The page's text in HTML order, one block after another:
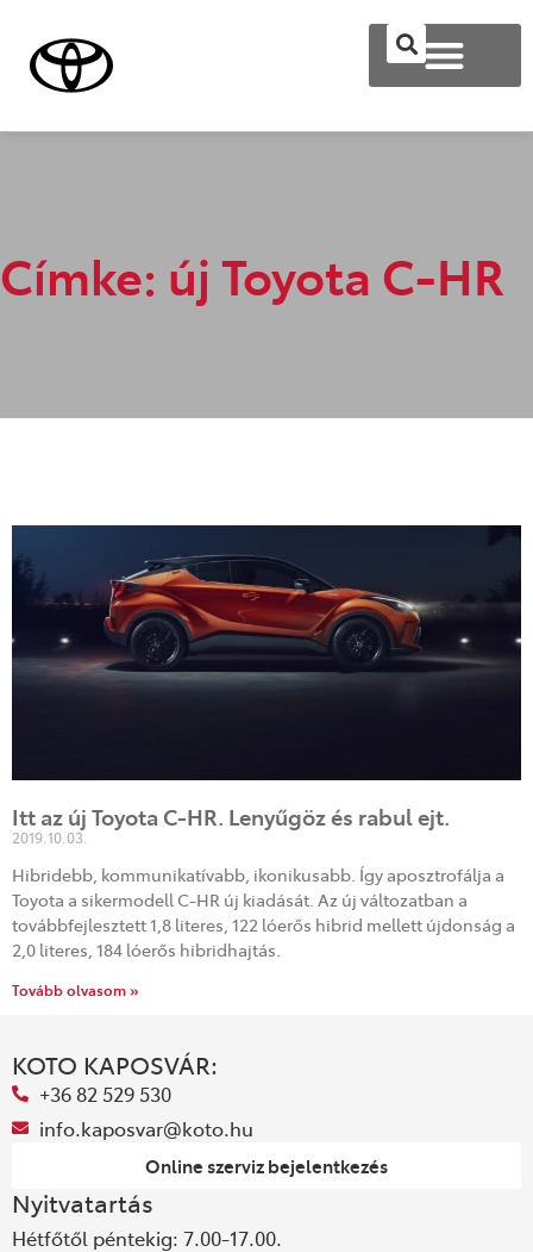
Címke: új Toyota C-HR
Itt az új Toyota C-HR. Lenyűgöz és rabul ejt.
2019.10.03.
Hibridebb, kommunikatívabb, ikonikusabb. Így aposztrofálja a
Toyota a sikermodell C-HR új kiadását. Az új változatban a
továbbfejlesztett 1,8 literes, 122 lóerős hibrid mellett újdonság a
2,0 literes, 184 lóerős hibridhajtás.
Tovább olvasom »
KOTO KAPOSVÁR:
+36 82 529 530
info.kaposvar@koto.hu
Online szerviz bejelentkezés
Nyitvatartás
Hétfőtől péntekig: 7.00-17.00.